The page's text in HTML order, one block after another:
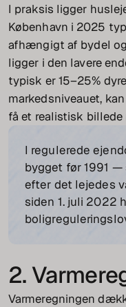
I praksis ligger
København i 2025
afhængigt af bydel
ligger i den lavere
typisk er 15–25%
markedsniveauet,
få et realistisk billede
I regulerede
bygget før 1991
efter det lejedes
siden 1. juli 2022
2.
Varmeregningen